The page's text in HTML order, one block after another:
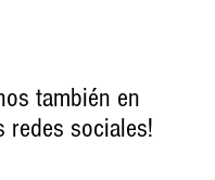
también en
redes sociales!